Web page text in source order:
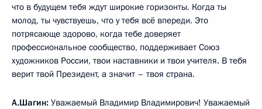
что в будущем тебя ждут широкие горизонты. Когда ты
молод, ты чувствуешь, что у тебя всё впереди. Это
потрясающе здорово, когда тебе доверяет
профессиональное сообщество, поддерживает Союз
художников России, твои наставники и твои учителя. В тебя
верит твой Президент, а значит – твоя страна.
А.Шагин: Уважаемый Владимир Владимирович! Уважаемый